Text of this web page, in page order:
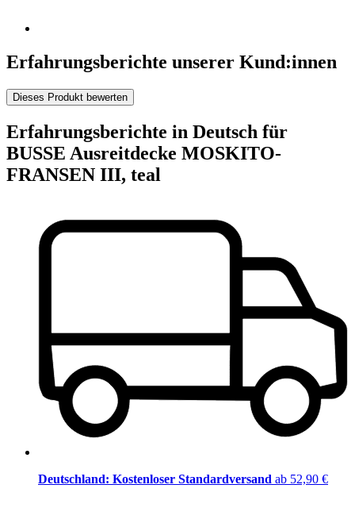
Erfahrungsberichte unserer Kund:innen
Dieses Produkt bewerten
Erfahrungsberichte in Deutsch für
BUSSE Ausreitdecke MOSKITO-
FRANSEN III, teal
Deutschland: Kostenloser Standardversand ab 52,90 €